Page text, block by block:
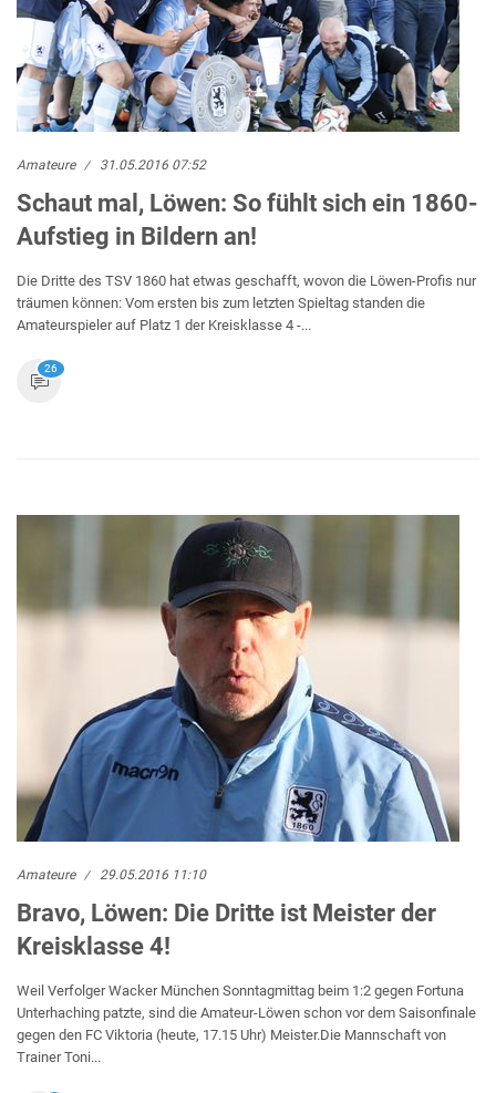
Amateure 31.05.2016 07:52
Schaut mal, Löwen: So fühlt sich ein 1860-
Aufstieg in Bildern an!
Die Dritte des TSV 1860 hat etwas geschafft, wovon die Löwen-Profis nur
träumen können: Vom ersten bis zum letzten Spieltag standen die
Amateurspieler auf Platz 1 der Kreisklasse 4 -...
26
Amateure 29.05.2016 11:10
Bravo, Löwen: Die Dritte ist Meister der
Kreisklasse 4!
Weil Verfolger Wacker München Sonntagmittag beim 1:2 gegen Fortuna
Unterhaching patzte, sind die Amateur-Löwen schon vor dem Saisonfinale
gegen den FC Viktoria (heute, 17.15 Uhr) Meister.Die Mannschaft von
Trainer Toni...